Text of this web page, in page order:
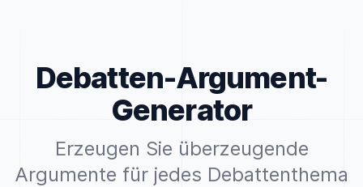
Debatten-Argument-
Generator
Erzeugen Sie überzeugende
Argumente für jedes Debattenthema